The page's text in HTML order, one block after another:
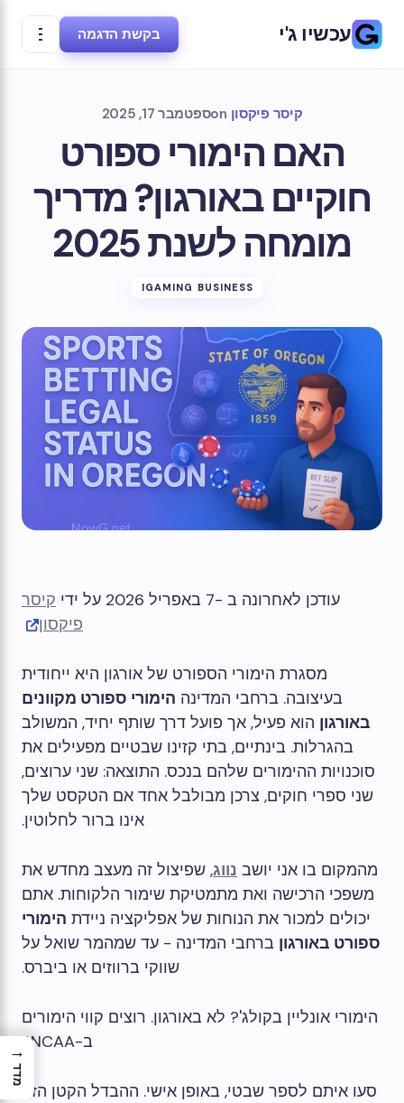
עכשיו ג'י בקשת הדגמה
קיסר פיקסון onספטמבר 17, 2025
האם הימורי ספורט
חוקיים באורגון? מדריך
מומחה לשנת 2025
IGAMING BUSINESS
עודכן לאחרונה ב -7 באפריל 2026 על ידי
קיסר
פיקסון
מסגרת הימורי הספורט של אורגון היא ייחודית
בעיצובה. ברחבי המדינה הימורי ספורט מקוונים
באורגון הוא פעיל, אך פועל דרך שותף יחיד, המשולב
בהגרלות. בינתיים, בתי קזינו שבטיים מפעילים את
סוכנויות ההימורים שלהם בנכס. התוצאה: שני ערוצים,
שני ספרי חוקים, צרכן מבולבל אחד אם הטקסט שלך
אינו ברור לחלוטין.
מהמקום בו אני יושב נווג, שפיצול זה מעצב מחדש את
משפכי הרכישה ואת מתמטיקת שימור הלקוחות. אתם
יכולים למכור את הנוחות של אפליקציה ניידת הימורי
ספורט באורגון ברחבי המדינה - עד שמהמר שואל על
שווקי ברווזים או ביברס.
הימורי אונליין בקולג'? לא באורגון. רוצים קווי הימורים
ב-NCAA?
סעו איתם לספר שבטי, באופן אישי. ההבדל הקטן הזה
→
מדד